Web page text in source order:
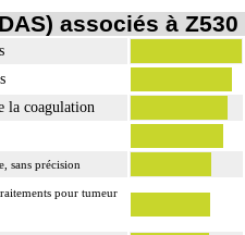
associés à Z530
la coagulation
sans précision
pour tumeur